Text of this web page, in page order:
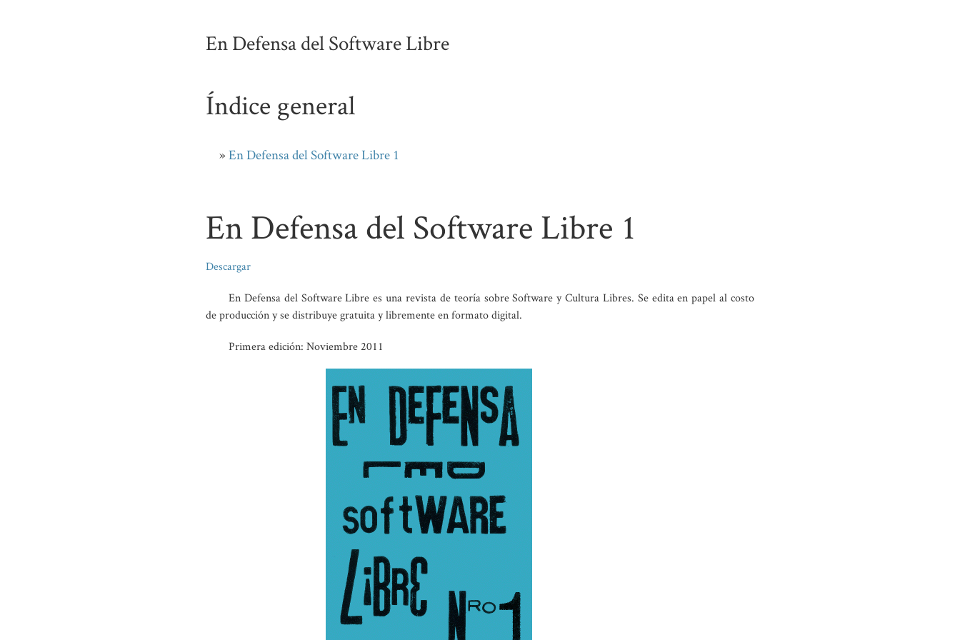
En Defensa del Software Libre
Índice general
En Defensa del Software Libre 1
En Defensa del Software Libre 1
Descargar
En Defensa del Software Libre es una revista de teoría sobre Software y Cultura Libres. Se edita en papel al costo
de producción y se distribuye gratuita y libremente en formato digital.
Primera edición: Noviembre 2011